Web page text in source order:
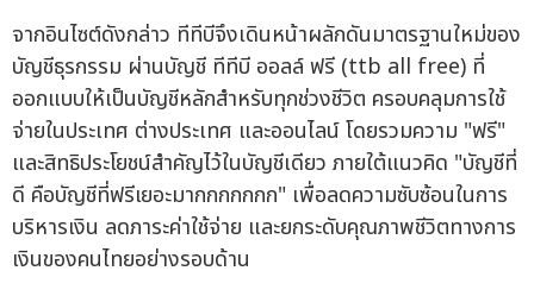
จากอินไซต์ดังกล่าว ทีทีบีจึงเดินหน้าผลักดันมาตรฐานใหม่ของ
บัญชีธุรกรรม ผ่านบัญชี ทีทีบี ออลล์ ฟรี (ttb all free) ที่
ออกแบบให้เป็นบัญชีหลักสำหรับทุกช่วงชีวิต ครอบคลุมการใช้
จ่ายในประเทศ ต่างประเทศ และออนไลน์ โดยรวมความ "ฟรี"
และสิทธิประโยชน์สำคัญไว้ในบัญชีเดียว ภายใต้แนวคิด "บัญชีที่
ดี คือบัญชีที่ฟรีเยอะมากกกกกกก" เพื่อลดความซับซ้อนในการ
บริหารเงิน ลดภาระค่าใช้จ่าย และยกระดับคุณภาพชีวิตทางการ
เงินของคนไทยอย่างรอบด้าน